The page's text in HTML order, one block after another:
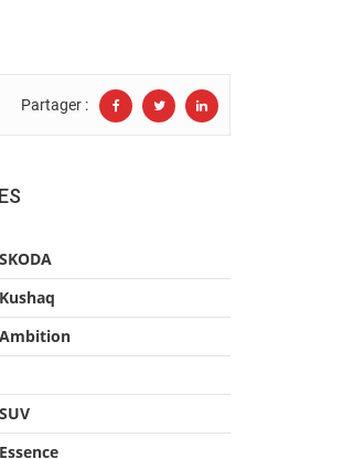
Partager :
SKODA
Kushaq
Ambition
SUV
Essence